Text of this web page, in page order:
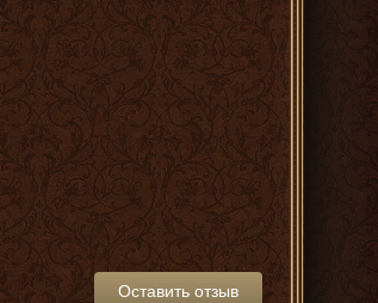
Оставить отзыв